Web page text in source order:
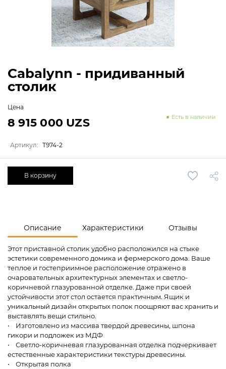
Описание Характеристики Отзывы
Этот приставной столик удобно расположился на стыке
эстетики современного домика и фермерского дома. Ваше
теплое и гостеприимное расположение отражено в
очаровательных архитектурных элементах и светло-
коричневой глазурованной отделке. Даже при своей
устойчивости этот стол остается практичным. Ящик и
уникальный дизайн открытых полок поощряют вас хранить и
выставлять вещи стильно.
• Изготовлено из массива твердой древесины, шпона
гикори и подложек из МДФ
• Светло-коричневая глазурованная отделка подчеркивает
естественные характеристики текстуры древесины.
• Открытая полка
Cabalynn - придиванный
столик
Цена
Есть в наличии
8 915 000 UZS
Артикул: T974-2
В корзину